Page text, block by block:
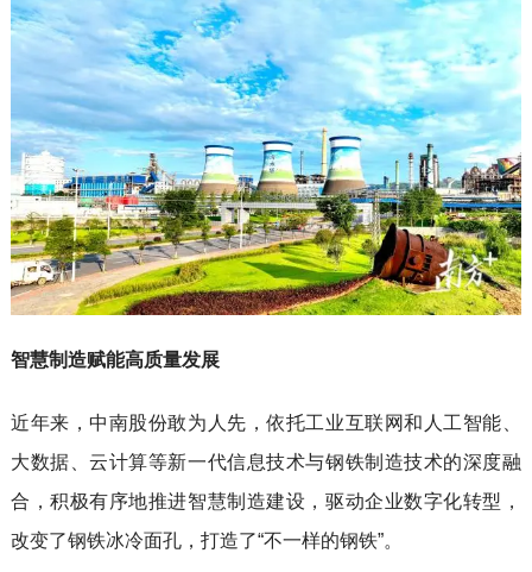
智慧制造赋能高质量发展
近年来，中南股份敢为人先，依托工业互联网和人工智能、
大数据、云计算等新一代信息技术与钢铁制造技术的深度融
合，积极有序地推进智慧制造建设，驱动企业数字化转型，
改变了钢铁冰冷面孔，打造了“不一样的钢铁”。